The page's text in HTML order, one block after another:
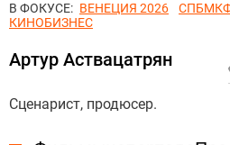
В ФОКУСЕ: ВЕНЕЦИЯ 2026
КИНОБИЗНЕС
Артур Аствацатрян
Сценарист, продюсер.